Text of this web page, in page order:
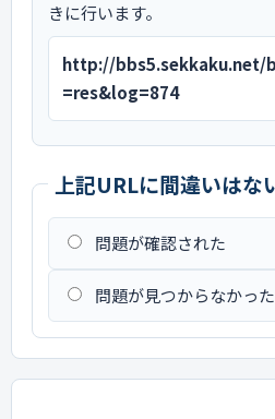
きに行います。
http://bbs5.sekkaku.net/
=res&log=874
上記URLに間違いはな
問題が確認された
問題が見つからなかった